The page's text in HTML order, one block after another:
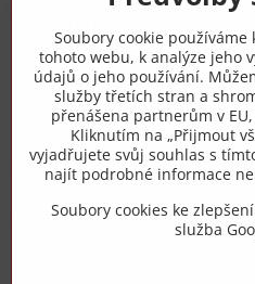
+420 775 973 319
info​@zipzop​.cz
Objednávky
Vše k nákupu
Soubory cookie používáme
tohoto webu, k analýze jeho
údajů o jeho používání.
služby třetích stran a
přenášena partnerům v
Kliknutím na „Přijmout
vyjadřujete svůj souhlas s
najít podrobné informace
Soubory cookies ke
služba